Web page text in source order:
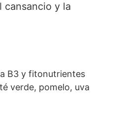
cansancio y la
B3 y fitonutrientes
verde, pomelo, uva